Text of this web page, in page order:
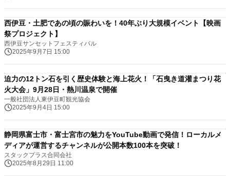
西伊豆・土肥であの頃の賑わいを！40年ぶり大規模イベント【映画
祭プロジェクト】
西伊豆サンセットフェスティバル
2025年9月7日 15:00
迫力の12トン石を引く歴史体験と海上花火！「石曳き道灌まつり花
火大会」9月28日・熱川温泉で開催
一般社団法人東伊豆町観光協会
2025年9月4日 15:00
静岡県富士市・富士宮市の魅力をYouTube動画で発信！ローカルメ
ディアが運営するチャンネルが公開本数100本を突破！
スタックプラス合同会社
2025年8月29日 11:00